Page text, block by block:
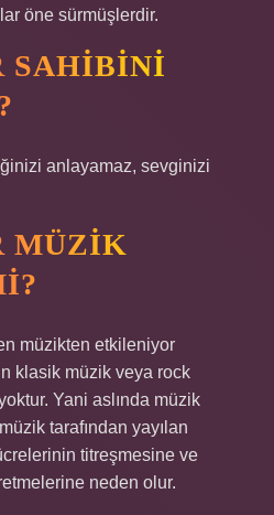
öne sürmüşlerdir.
SAHIBINI
anlayamaz, sevginizi
MÜZIK
müzikten etkileniyor
klasik müzik veya rock
Yani aslında müzik
tarafından yayılan
titreşmesine ve
neden olur.